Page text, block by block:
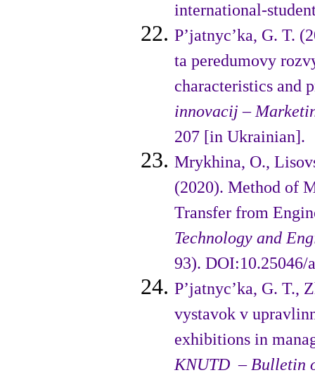
international-
P’jatnyc’ka, G. T.
ta pered­umovy
characteristics and
innovacij–
207 [in Ukrainian].
Mrykhina, O.,
(2020). Method of
Transfer from
Technology and
93).
P’jatnyc’ka, G. T.,
vystavok v
exhibitions in
KNUTD – Bulletin